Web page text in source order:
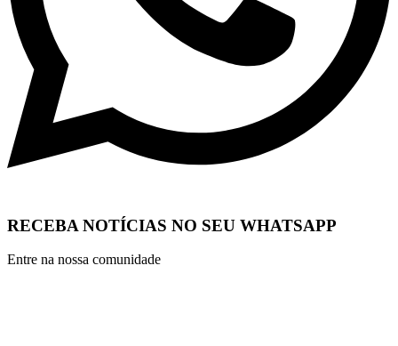
RECEBA NOTÍCIAS NO SEU WHATSAPP
Entre na nossa comunidade